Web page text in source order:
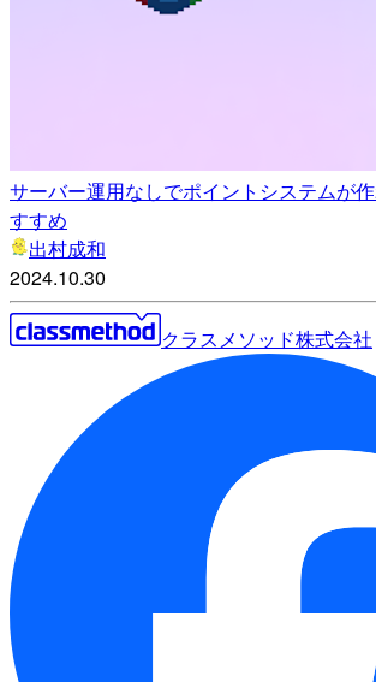
サーバー運用なしでポイントシステムが
すすめ
出村成和
2024.10.30
クラスメソッド株式会社